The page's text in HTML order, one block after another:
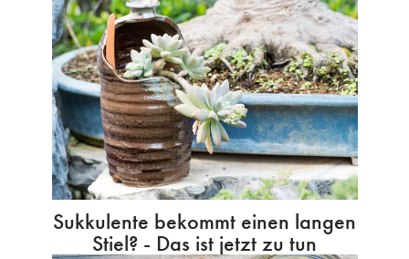
Sukkulente bekommt einen langen
Stiel? - Das ist jetzt zu tun